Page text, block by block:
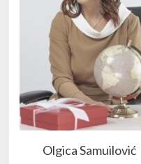
Olgica Samuilović